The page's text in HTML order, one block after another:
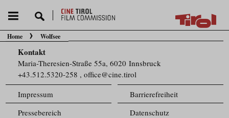
Sie befinden sich hier:
Home Wolfsee
Kontakt
Maria-Theresien-Straße 55a, 6020 Innsbruck
+43.512.5320-258 ,office@cine.tirol
Impressum
Barrierefreiheit
Pressebereich
Datenschutz